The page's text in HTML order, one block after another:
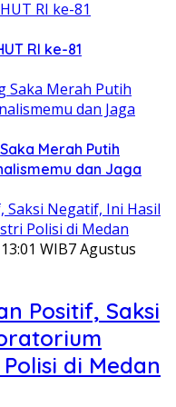
RI ke-81
Merah Putih
dan Jaga
WIB7 Agustus
Positif, Saksi
di Medan